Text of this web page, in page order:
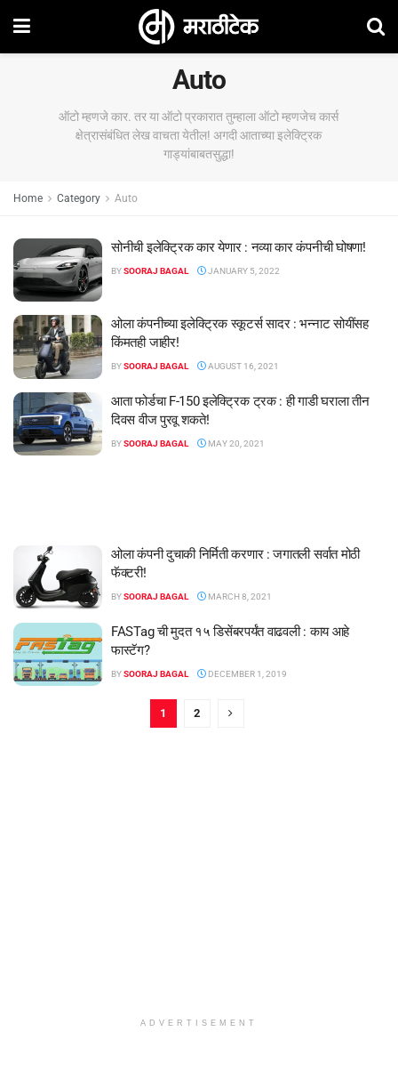
Auto
ऑटो म्हणजे कार. तर या ऑटो प्रकारात तुम्हाला ऑटो म्हणजेच कार्स
क्षेत्रासंबंधित लेख वाचता येतील! अगदी आताच्या इलेक्ट्रिक
गाड्यांबाबतसुद्धा!
Home Category Auto
सोनीची इलेक्ट्रिक कार येणार : नव्या कार कंपनीची घोषणा!
BYSOORAJ BAGAL JANUARY 5, 2022
ओला कंपनीच्या इलेक्ट्रिक स्कूटर्स सादर : भन्नाट सोयींसह
किंमतही जाहीर!
BYSOORAJ BAGAL AUGUST 16, 2021
आता फोर्डचा F-150 इलेक्ट्रिक ट्रक : ही गाडी घराला तीन
दिवस वीज पुरवू शकते!
BYSOORAJ BAGAL MAY 20, 2021
ओला कंपनी दुचाकी निर्मिती करणार : जगातली सर्वात मोठी
फॅक्टरी!
BYSOORAJ BAGAL MARCH 8, 2021
FASTag ची मुदत १५ डिसेंबरपर्यंत वाढवली : काय आहे
फास्टॅग?
BYSOORAJ BAGAL DECEMBER 1, 2019
1 2
ADVERTISEMENT